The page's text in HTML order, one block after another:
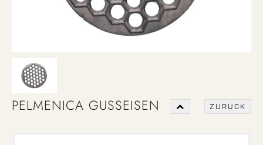
ZURÜCK
PELMENICA GUSSEISEN